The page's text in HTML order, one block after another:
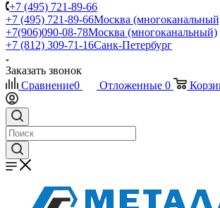
+7 (495) 721-89-66
+7 (495) 721-89-66Москва
+7(906)090-08-78Москва (многоканальный)
+7 (812) 309-71-16Санк-Петербург
Заказать звонок
Сравнение0 Отложенные 0